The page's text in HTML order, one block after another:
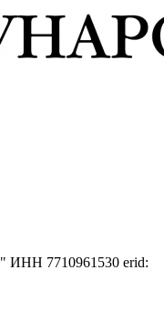
ИНН 7710961530 erid: